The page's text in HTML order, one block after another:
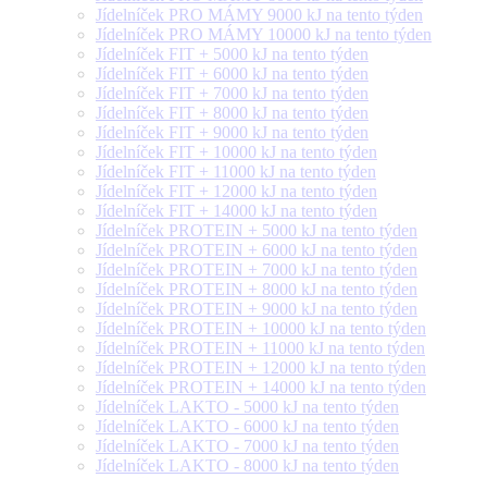
Jídelníček PRO MÁMY 9000 kJ na tento týden
Jídelníček PRO MÁMY 10000 kJ na tento týden
Jídelníček FIT + 5000 kJ na tento týden
Jídelníček FIT + 6000 kJ na tento týden
Jídelníček FIT + 7000 kJ na tento týden
Jídelníček FIT + 8000 kJ na tento týden
Jídelníček FIT + 9000 kJ na tento týden
Jídelníček FIT + 10000 kJ na tento týden
Jídelníček FIT + 11000 kJ na tento týden
Jídelníček FIT + 12000 kJ na tento týden
Jídelníček FIT + 14000 kJ na tento týden
Jídelníček PROTEIN + 5000 kJ na tento týden
Jídelníček PROTEIN + 6000 kJ na tento týden
Jídelníček PROTEIN + 7000 kJ na tento týden
Jídelníček PROTEIN + 8000 kJ na tento týden
Jídelníček PROTEIN + 9000 kJ na tento týden
Jídelníček PROTEIN + 10000 kJ na tento týden
Jídelníček PROTEIN + 11000 kJ na tento týden
Jídelníček PROTEIN + 12000 kJ na tento týden
Jídelníček PROTEIN + 14000 kJ na tento týden
Jídelníček LAKTO - 5000 kJ na tento týden
Jídelníček LAKTO - 6000 kJ na tento týden
Jídelníček LAKTO - 7000 kJ na tento týden
Jídelníček LAKTO - 8000 kJ na tento týden